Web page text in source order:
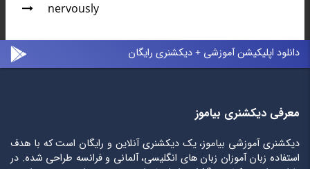
nervously
دانلود اپلیکیشن آموزشی + دیکشنری رایگان
معرفی دیکشنری بیاموز
دیکشنری آموزشی بیاموز، یک دیکشنری آنلاین و رایگان است که با هدف
استفاده زبان آموزان زبان های انگلیسی، آلمانی و فرانسه طراحی شده. در